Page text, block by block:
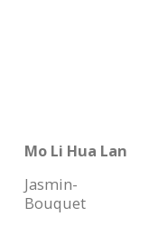
Mo Li Hua Lan
Jasmin-
Bouquet